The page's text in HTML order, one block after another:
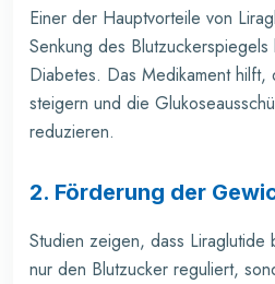
Einer der Hauptvorteile von
Senkung des
Diabetes. Das Medikament hilft,
steigern und die
reduzieren.
2. Förderung der
Studien zeigen, dass Liraglutide
nur den Blutzucker reguliert,